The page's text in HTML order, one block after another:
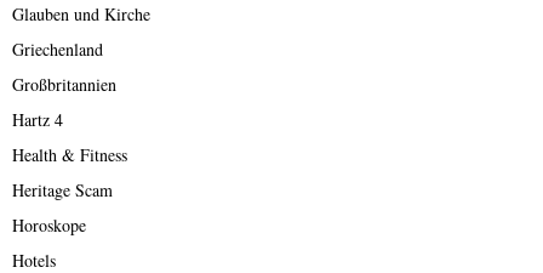
Glauben und Kirche
Griechenland
Großbritannien
Hartz 4
Health & Fitness
Heritage Scam
Horoskope
Hotels